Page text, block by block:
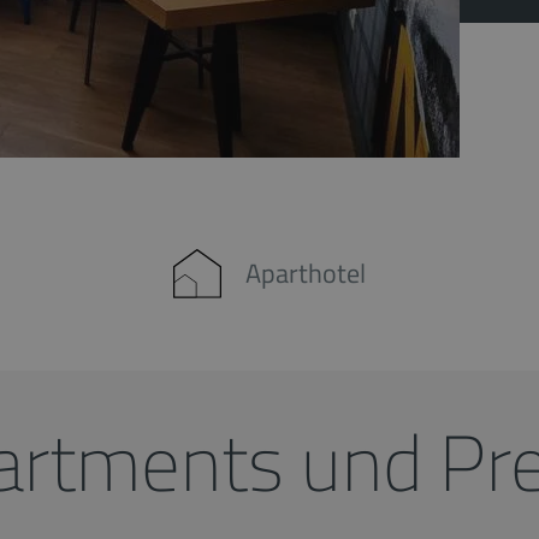
Aparthotel
und